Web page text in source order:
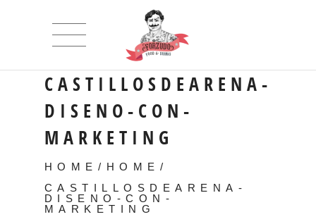
CASTILLOSDEARENA-
DISENO-CON-
MARKETING
HOME / HOME /
CASTILLOSDEARENA-
DISENO-CON-
MARKETING